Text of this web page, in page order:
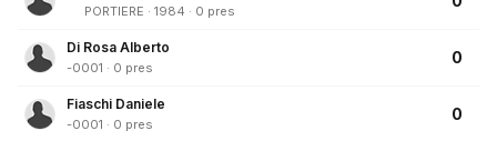
PORTIERE · 1984 · 0 pres
Di Rosa Alberto
-0001 · 0 pres
0
Fiaschi Daniele
-0001 · 0 pres
0